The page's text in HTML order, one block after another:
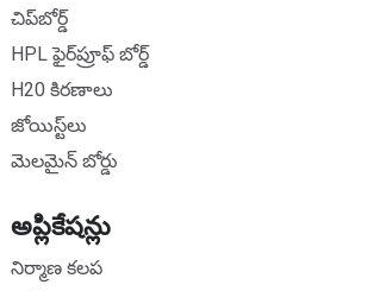
చిప్‌బోర్డ్
HPL ఫైర్‌ప్రూఫ్ బోర్డ్
H20 కిరణాలు
జోయిస్ట్‌లు
మెలమైన్ బోర్డు
అప్లికేషన్లు
నిర్మాణ కలప